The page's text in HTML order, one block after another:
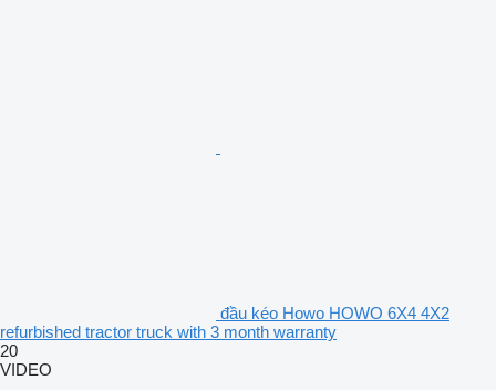
đầu kéo Howo HOWO 6X4 4X2
refurbished tractor truck with 3 month warranty
20
VIDEO